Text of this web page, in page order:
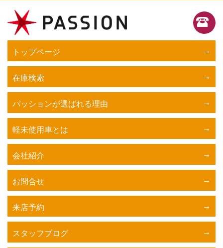
トップページ
在庫検索
パッションが選ばれる理由
軽未使用車とは
会社紹介
お問合せ
来店予約
スタッフブログ